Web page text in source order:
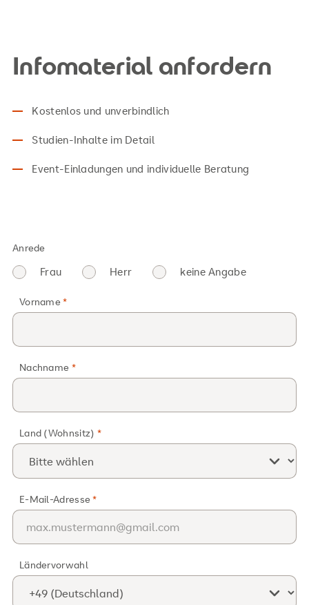
Infomaterial anfordern
Kostenlos und unverbindlich
Studien-Inhalte im Detail
Event-Einladungen und individuelle Beratung
Anrede
Frau Herr keine Angabe
Vorname
Nachname
Land (Wohnsitz)
E-Mail-Adresse
Ländervorwahl